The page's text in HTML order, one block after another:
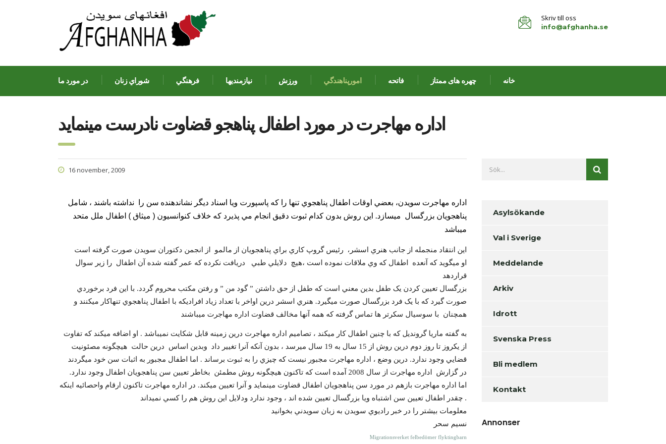
Skriv till oss
info@afghanha.se
در مورد ما شوراي زنان فرهنگي نيازمنديها ورزش امورپناهندگي فاتحه چهره های ممتاز خانه
اداره مهاجرت در مورد اطفال پناهجو قضاوت نادرست مينمايد
16 november, 2009
اداره مهاجرت سويدن، بعضي اوقات اطفال پناهجوي تنها را که پاسپورت ويا اسناد ديگر نشاندهنده سن را
نداشته باشند ، شامل
پناهجويان بزرگسال ميسازد. اين روش بدون کدام ثبوت دقيق انجام مي پذيرد که خلاف کنوانسيون ( ميثاق ) اطفال ملل متحد
ميباشد
اين انتقاد منجمله از جانب هنري اسشر، رئيس گروپ کاري براي پناهجويان از مالمو از انجمن دکتوران سويدن صورت گرفته است
او ميگويد که آنعده اطفال که وي ملاقات نموده است ،هيچ دلايلي طبي دريافت نکرده که عمر گفته شده آن اطفال را زير سوال
قراردهد
بزرگسال تعيين کردن يک طفل بدين معني است که طفل از حق داشتن ” گود من ” و رفتن مکتب محروم گردد. با اين فرد برخوردي
صورت گيرد که با يک فرد بزرگسال صورت ميگيرد. هنري اسشر درين اواخر با تعداد زياد افراديکه با اطفال پناهجوي تنهاکار ميکنند و
همچنان با سوسيال سکرتر ها تماس گرفته که همه آنها مخالف قضاوت اداره مهاجرت ميباشند
به گفته ماريا گرونديل که با چنين اطفال کار ميکند ، تصاميم اداره مهاجرت درين زمينه قابل شکايت نميباشد . او اضافه ميکند که تفاوت
از يکروز تا روز دوم درين روش از 15 سال به 19 سال ميرسد ، بدون آنکه آنرا تغيير داد وبدين اساس درين حالت هيچگونه مصئونيت
قضايي وجود ندارد. درين وضع ، اداره مهاجرت مجبور نيست که چيزي را به ثبوت برساند . اما اطفال مجبور به اثبات سن خود ميگردند
در گزارش اداره مهاجرت از سال 2008 آمده است که تاکنون هيچگونه روش مطمئن بخاطر تعيين سن پناهجويان اطفال وجود ندارد.
اما اداره مهاجرت بازهم در مورد سن پناهجويان اطفال قضاوت مينمايد و آنرا تعيين ميکند. در اداره مهاجرت تاکنون ارقام واحصائيه اينکه
چقدر اطفال تعيين سن اشتباه ويا بزرگسال تعيين شده اند ، وجود ندارد ودلايل اين روش هم را کسي نميداند .
معلومات بيشتر را در خبر راديوي سويدن به زبان سويدني بخوانيد
نسيم سحر
Migrationsverket felbedömer flyktingbarn
Asylsökande
Val i Sverige
Meddelande
Arkiv
Idrott
Svenska Press
Bli medlem
Kontakt
Annonser